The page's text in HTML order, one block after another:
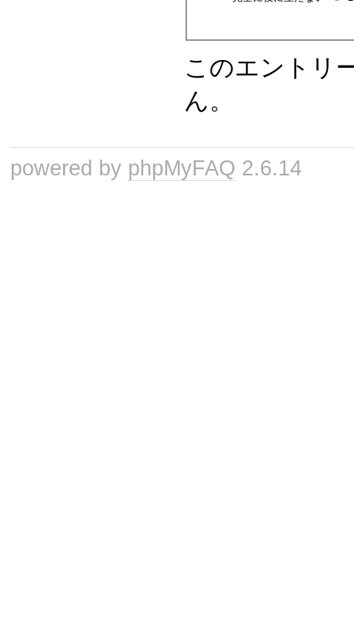
このエントリ
ん。
powered by phpMyFAQ 2.6.14